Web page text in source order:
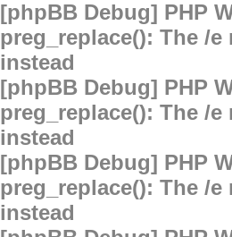
[phpBB Debug] PHP
preg_replace(): The /
instead
[phpBB Debug] PHP
preg_replace(): The /
instead
[phpBB Debug] PHP
preg_replace(): The /
instead